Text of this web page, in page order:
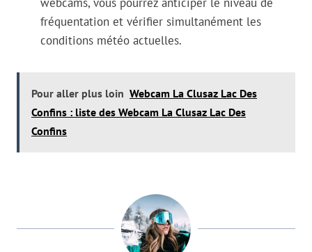
fréquentation et vérifier simultanément les
conditions météo actuelles.
Pour aller plus loin Webcam La Clusaz Lac Des
Confins : liste des Webcam La Clusaz Lac Des
Confins